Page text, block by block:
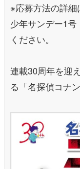
※応募方法の詳
少年サンデー1
ください。
連載30周年を迎
る「名探偵コナ